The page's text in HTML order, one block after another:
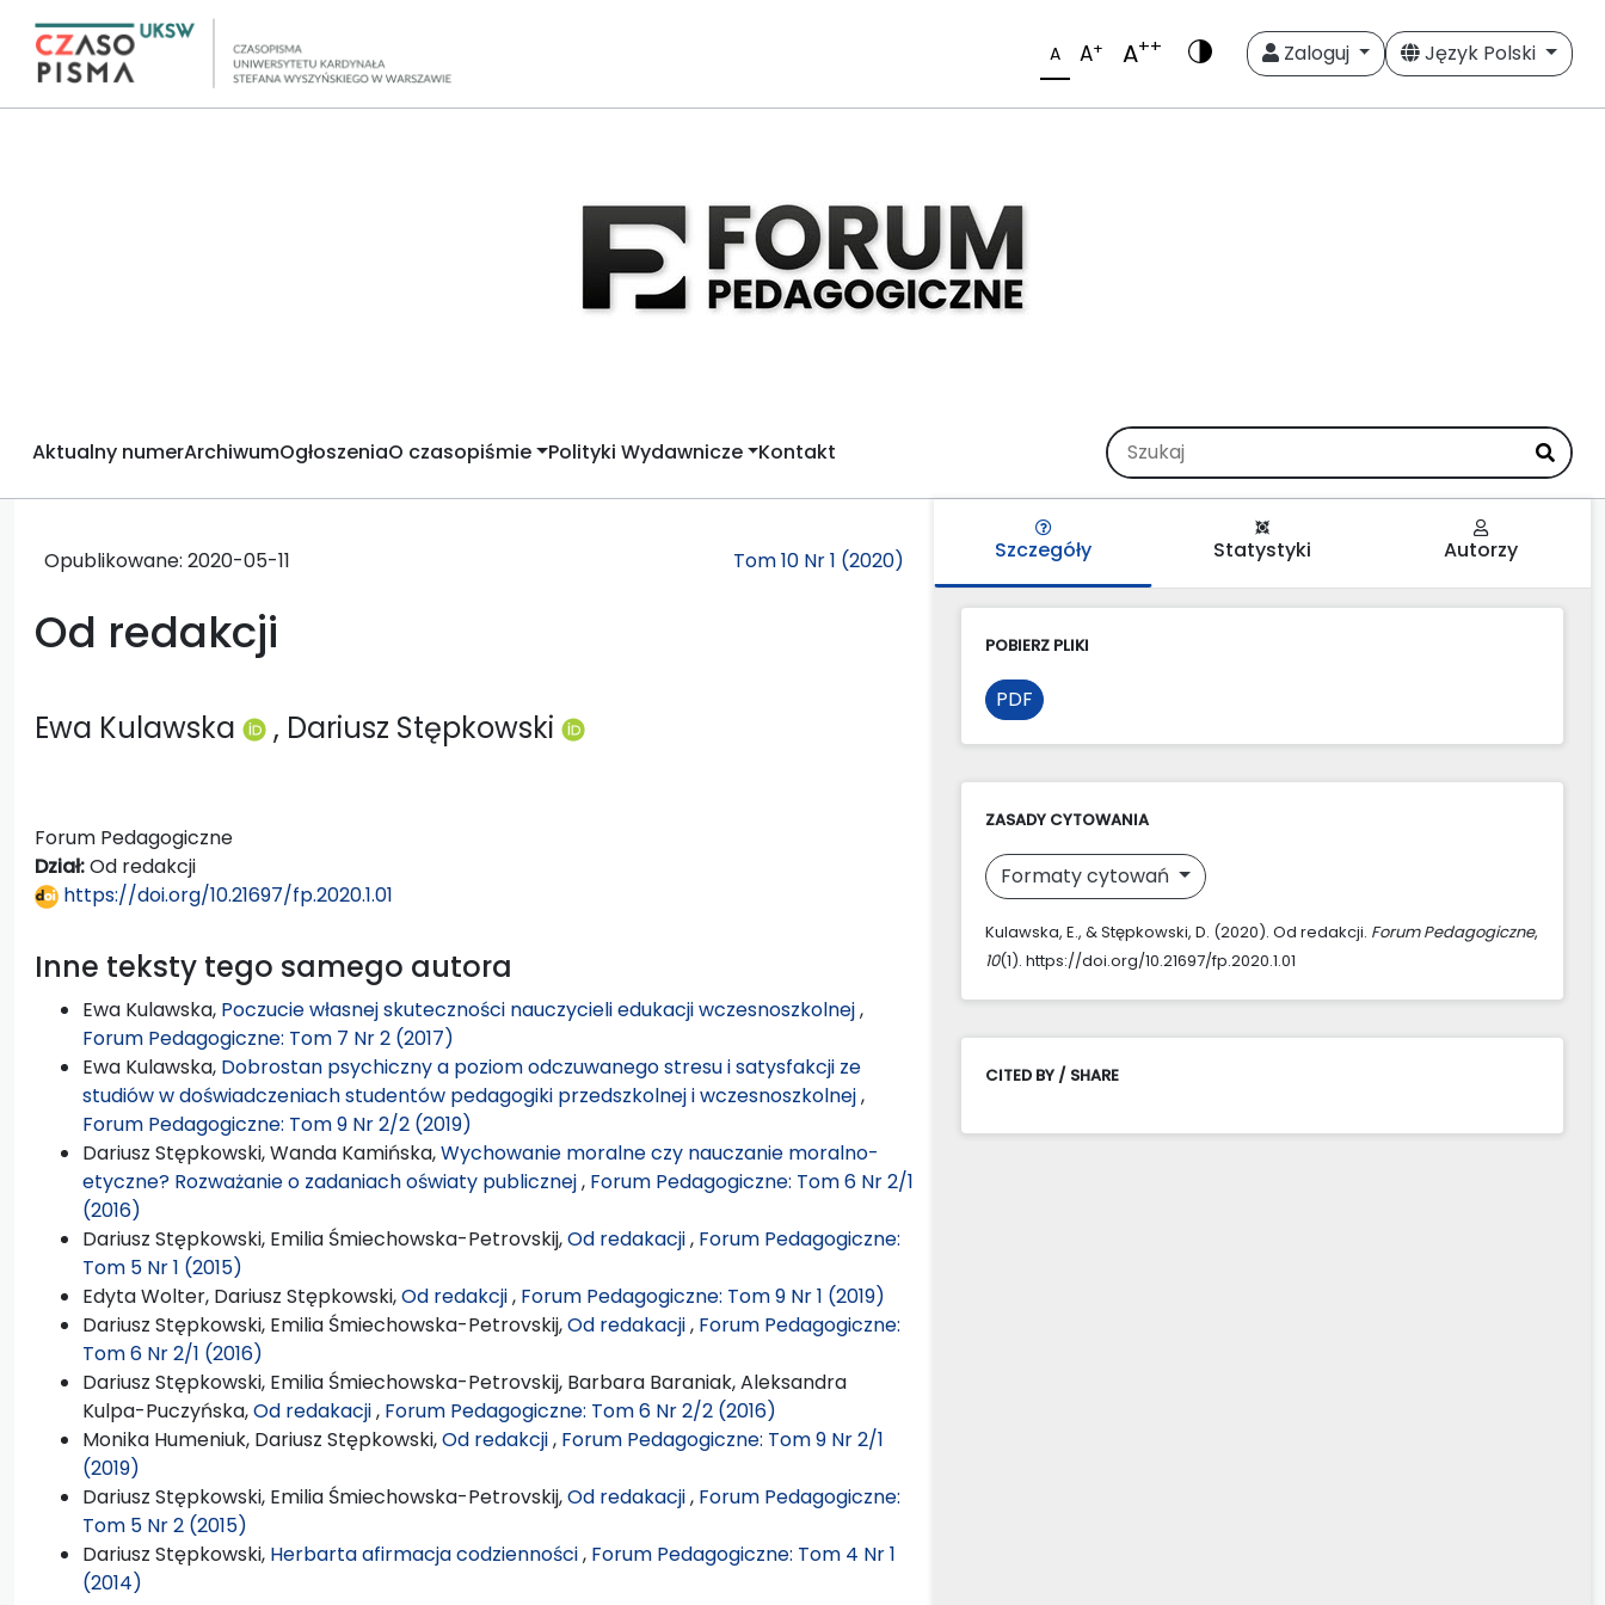
A A+ A++ Zaloguj Język Polski
Aktualny numerArchiwumOgłoszeniaO czasopiśmie Polityki Wydawnicze Kontakt
Opublikowane: 2020-05-11 Tom 10 Nr 1 (2020)
Od redakcji
Ewa Kulawska , Dariusz Stępkowski
Forum Pedagogiczne
Dział:Od redakcji
https://doi.org/10.21697/fp.2020.1.01
Inne teksty tego samego autora
Ewa Kulawska, Poczucie własnej skuteczności nauczycieli edukacji wczesnoszkolnej,
Forum Pedagogiczne: Tom 7 Nr 2 (2017)
Ewa Kulawska, Dobrostan psychiczny a poziom odczuwanego stresu i satysfakcji ze
studiów w doświadczeniach studentów pedagogiki przedszkolnej i wczesnoszkolnej,
Forum Pedagogiczne: Tom 9 Nr 2/2 (2019)
Dariusz Stępkowski, Wanda Kamińska,Wychowanie moralne czy nauczanie moralno-
etyczne? Rozważanie o zadaniach oświaty publicznej, Forum Pedagogiczne: Tom 6 Nr 2/1
(2016)
Dariusz Stępkowski, Emilia Śmiechowska-Petrovskij,Od redakacji, Forum Pedagogiczne:
Tom 5 Nr 1 (2015)
Edyta Wolter, Dariusz Stępkowski,Od redakcji, Forum Pedagogiczne: Tom 9 Nr 1 (2019)
Dariusz Stępkowski, Emilia Śmiechowska-Petrovskij,Od redakacji, Forum Pedagogiczne:
Tom 6 Nr 2/1 (2016)
Dariusz Stępkowski, Emilia Śmiechowska-Petrovskij, Barbara Baraniak, Aleksandra
Kulpa-Puczyńska,Od redakacji, Forum Pedagogiczne: Tom 6 Nr 2/2 (2016)
Monika Humeniuk, Dariusz Stępkowski,Od redakcji, Forum Pedagogiczne: Tom 9 Nr 2/1
(2019)
Dariusz Stępkowski, Emilia Śmiechowska-Petrovskij,Od redakacji, Forum Pedagogiczne:
Tom 5 Nr 2 (2015)
Dariusz Stępkowski, Herbarta afirmacja codzienności, Forum Pedagogiczne: Tom 4 Nr 1
(2014)
Szczegóły Statystyki Autorzy
POBIERZ PLIKI
PDF
ZASADY CYTOWANIA
Formaty cytowań
Kulawska, E., & Stępkowski, D. (2020). Od redakcji. Forum Pedagogiczne,
10(1). https://doi.org/10.21697/fp.2020.1.01
CITED BY / SHARE